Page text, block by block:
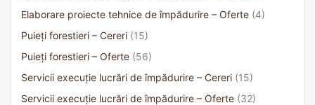
Elaborare proiecte tehnice de împădurire – Oferte (4)
Puieți forestieri – Cereri (15)
Puieți forestieri – Oferte (56)
Servicii execuție lucrări de împădurire – Cereri (15)
Servicii execuție lucrări de împădurire – Oferte (32)